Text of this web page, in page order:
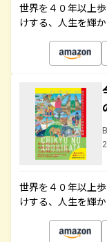
世界を４０年以上
けする、人生を輝
世界を４０年以上
けする、人生を輝